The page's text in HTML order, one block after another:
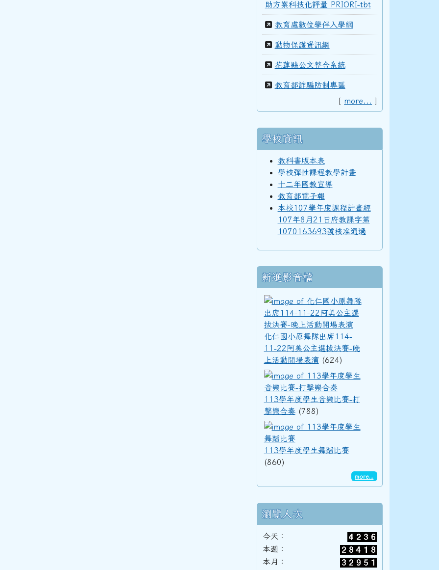
99學年度(100年6月)第40屆甲班
98學年度(99年6月)第40屆教師
97學年度(98年6月)第39屆乙班
94學年度(95年6月)第36屆教師
92學年度(93年6月)第34屆丁班
92學年度(93年6月)第34屆丙班
92學年度(93年6月)第34屆乙班
92學年度(93年6月)第34屆甲班
91學年度(92年6月)第33屆丁班
助方案科技化評量 PRIORI-tbt
教育處數位學伴入學網
動物保護資訊網
花蓮縣公文整合系統
教育部詐騙防制專區
[ more... ]
學校資訊
教科書版本表
學校彈性課程教學計畫
十二年國教宣導
教育部電子報
本校107學年度課程計畫經
107年8月21日府教課字第
1070163693號核准通過
新進影音檔
化仁國小原舞隊出席114-
11-22阿美公主選拔決賽-晚
上活動開場表演(624)
113學年度學生音樂比賽-打
擊樂合奏(788)
113學年度學生舞蹈比賽
(860)
more...
瀏覽人次
今天：
本週：
本月：